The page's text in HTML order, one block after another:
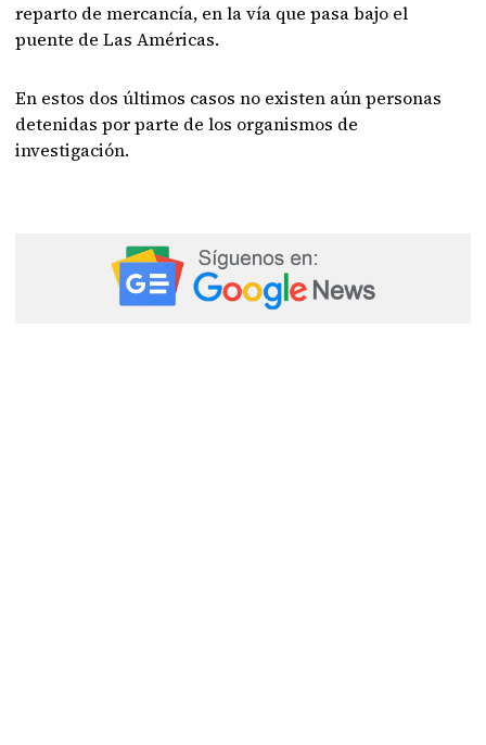
reparto de mercancía, en la vía que pasa bajo el
puente de Las Américas.
En estos dos últimos casos no existen aún personas
detenidas por parte de los organismos de
investigación.